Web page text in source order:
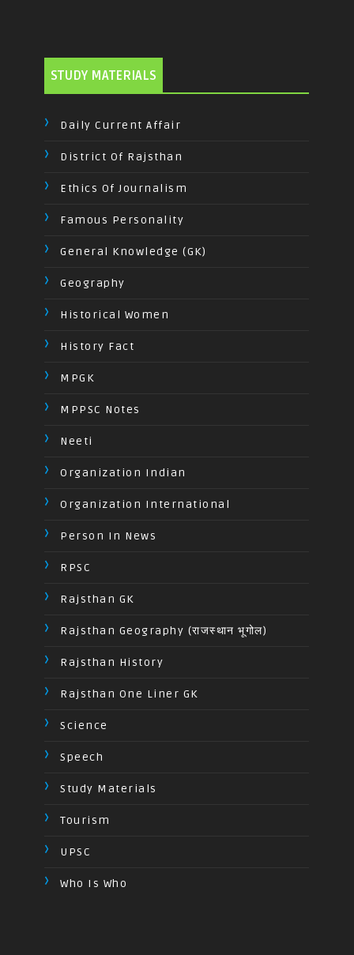
STUDY MATERIALS
Daily Current Affair
District Of Rajsthan
Ethics Of Journalism
Famous Personality
General Knowledge (GK)
Geography
Historical Women
History Fact
MPGK
MPPSC Notes
Neeti
Organization Indian
Organization International
Person In News
RPSC
Rajsthan GK
Rajsthan Geography (राजस्थान भूगोल)
Rajsthan History
Rajsthan One Liner GK
Science
Speech
Study Materials
Tourism
UPSC
Who Is Who